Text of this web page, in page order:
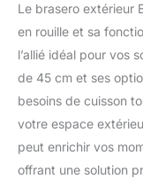
Le brasero extérieur
en rouille et sa
l’allié idéal pour vos
de 45 cm et ses
besoins de cuisson
votre espace
peut enrichir vos
offrant une solution